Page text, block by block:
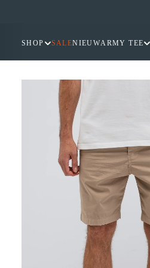
SHOP SALENIEUWARMY TEE